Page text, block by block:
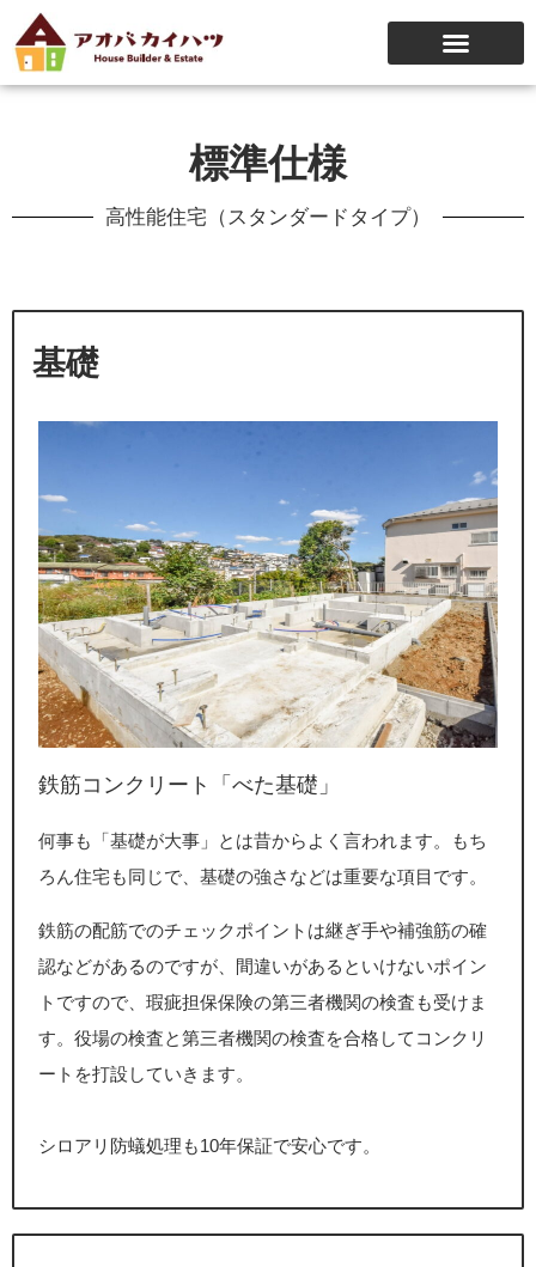
標準仕様
高性能住宅（スタンダードタイプ）
基礎
鉄筋コンクリート「べた基礎」
何事も「基礎が大事」とは昔からよく言われます。もち
ろん住宅も同じで、基礎の強さなどは重要な項目です。
鉄筋の配筋でのチェックポイントは継ぎ手や補強筋の確
認などがあるのですが、間違いがあるといけないポイン
トですので、瑕疵担保保険の第三者機関の検査も受けま
す。役場の検査と第三者機関の検査を合格してコンクリ
ートを打設していきます。
シロアリ防蟻処理も10年保証で安心です。